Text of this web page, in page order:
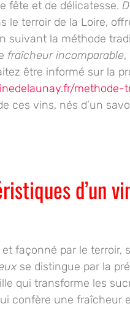
fête et de délicatesse.
le terroir de la Loire,
suivant la méthode
fraîcheur incomparable,
être informé sur la
ces vins, nés d’un
d’un
et façonné par le terroir,
se distingue par la
qui transforme les
confère une fraîcheur